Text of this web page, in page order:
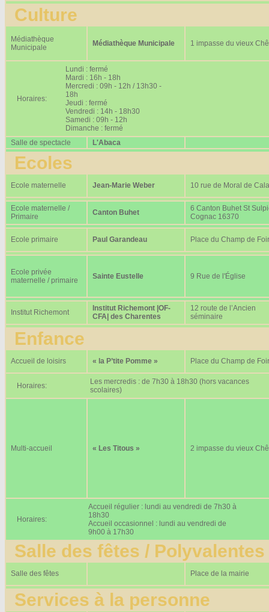
Culture
Médiathèque
Municipale
Médiathèque Municipale 1 impasse du vieux
Horaires:
Lundi : fermé
Mardi : 16h - 18h
Mercredi : 09h - 12h / 13h30 -
18h
Jeudi : fermé
Vendredi : 14h - 18h30
Samedi : 09h - 12h
Dimanche : fermé
Salle de spectacle
L'Abaca
Ecoles
Ecole maternelle Jean-Marie Weber 10 rue de Moral de
Ecole maternelle /
Primaire
Canton Buhet
6 Canton Buhet St
Cognac 16370
Ecole primaire Paul Garandeau Place du Champ de
Ecole privée
maternelle / primaire
Sainte Eustelle 9 Rue de l'Église
Institut Richemont
Institut Richemont |OF-
CFA| des Charentes
12 route de l’Ancien
séminaire
Enfance
Accueil de loisirs « la P’tite Pomme » Place du Champ de
Horaires:
Les mercredis : de 7h30 à 18h30 (hors vacances
scolaires)
Multi-accueil « Les Titous » 2 impasse du vieux
Horaires:
Accueil régulier : lundi au vendredi de 7h30 à
18h30
Accueil occasionnel : lundi au vendredi de
9h00 à 17h30
Salle des fêtes / Polyvalentes
Salle des fêtes Place de la mairie
Services à la personne